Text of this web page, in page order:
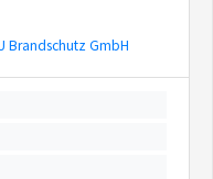
Brandschutz GmbH